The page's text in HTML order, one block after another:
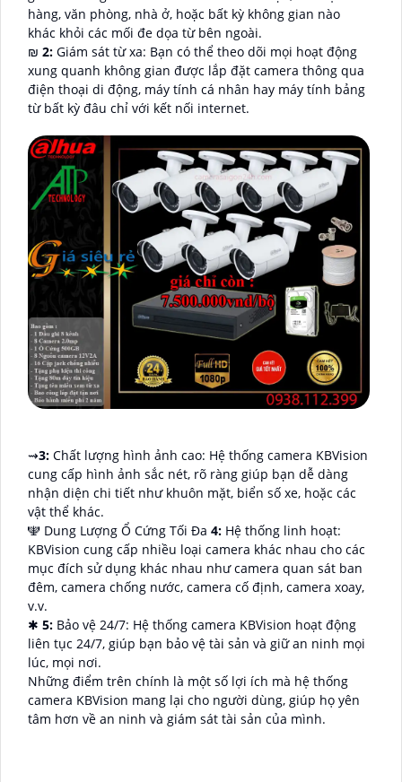
hàng, văn phòng, nhà ở, hoặc bất kỳ không gian nào
khác khỏi các mối đe dọa từ bên ngoài.
₪ 2: Giám sát từ xa: Bạn có thể theo dõi mọi hoạt động
xung quanh không gian được lắp đặt camera thông qua
điện thoại di động, máy tính cá nhân hay máy tính bảng
từ bất kỳ đâu chỉ với kết nối internet.
⇝3: Chất lượng hình ảnh cao: Hệ thống camera KBVision
cung cấp hình ảnh sắc nét, rõ ràng giúp bạn dễ dàng
nhận diện chi tiết như khuôn mặt, biển số xe, hoặc các
vật thể khác.
🕎 Dung Lượng Ổ Cứng Tối Đa 4: Hệ thống linh hoạt:
KBVision cung cấp nhiều loại camera khác nhau cho các
mục đích sử dụng khác nhau như camera quan sát ban
đêm, camera chống nước, camera cố định, camera xoay,
v.v.
✱ 5: Bảo vệ 24/7: Hệ thống camera KBVision hoạt động
liên tục 24/7, giúp bạn bảo vệ tài sản và giữ an ninh mọi
lúc, mọi nơi.
Những điểm trên chính là một số lợi ích mà hệ thống
camera KBVision mang lại cho người dùng, giúp họ yên
tâm hơn về an ninh và giám sát tài sản của mình.